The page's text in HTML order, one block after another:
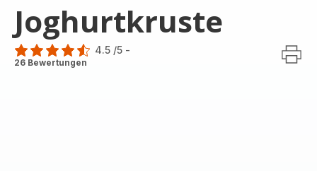
Joghurtkruste
ratings.4.5
4.5 /5 -
26 Bewertungen